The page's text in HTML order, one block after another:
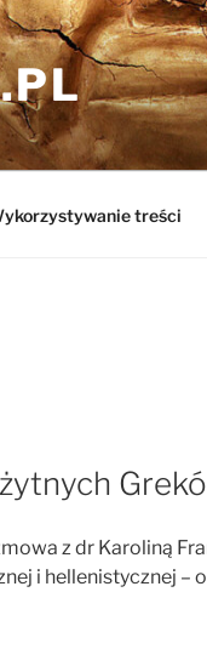
treści
z dr Karoliną
i hellenistycznej –